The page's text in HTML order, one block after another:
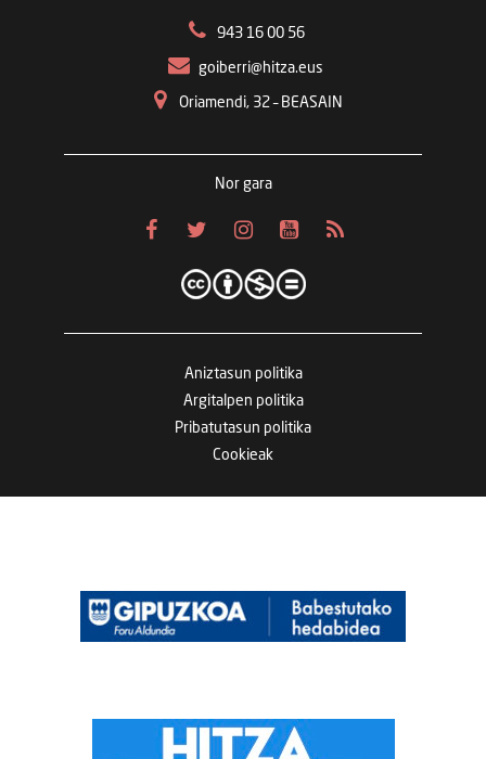
943 16 00 56
goiberri@hitza.eus
Oriamendi, 32 – BEASAIN
Nor gara
Aniztasun politika
Argitalpen politika
Pribatutasun politika
Cookieak